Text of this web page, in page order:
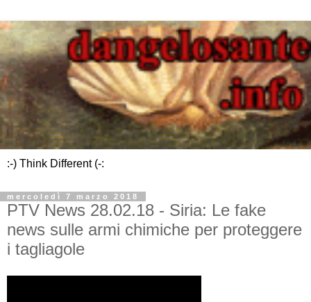
:-) Think Different (-:
mercoledì 7 marzo 2018
PTV News 28.02.18 - Siria: Le fake
news sulle armi chimiche per proteggere
i tagliagole